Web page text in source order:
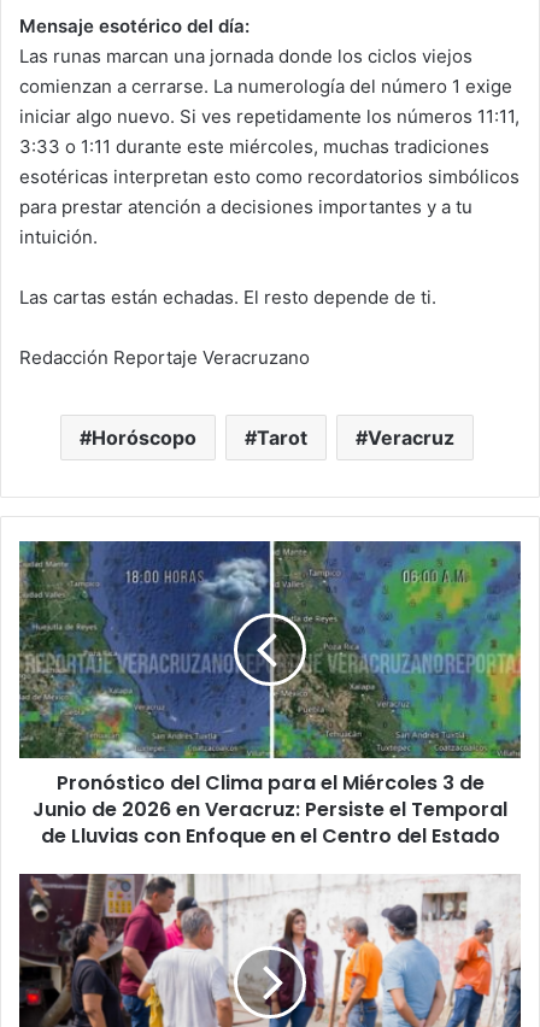
Mensaje esotérico del día:
Las runas marcan una jornada donde los ciclos viejos
comienzan a cerrarse. La numerología del número 1 exige
iniciar algo nuevo. Si ves repetidamente los números 11:11,
3:33 o 1:11 durante este miércoles, muchas tradiciones
esotéricas interpretan esto como recordatorios simbólicos
para prestar atención a decisiones importantes y a tu
intuición.
Las cartas están echadas. El resto depende de ti.
Redacción Reportaje Veracruzano
Horóscopo Tarot Veracruz
Pronóstico
del
Clima
para
el
Miércoles
3
de
Junio
2026
Persiste
el
Temporal
de
Lluvias
con
Pronóstico del Clima para el Miércoles 3 de
Junio de 2026 en Veracruz: Persiste el Temporal
de Lluvias con Enfoque en el Centro del Estado
Entre
obras
preventivas
y
calles
más